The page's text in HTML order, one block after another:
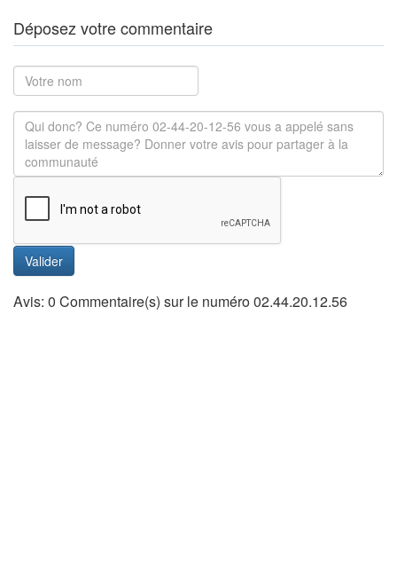
Déposez votre commentaire
Valider
Avis: 0 Commentaire(s) sur le numéro 02.44.20.12.56